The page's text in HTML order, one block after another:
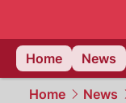
Home
News
Home News